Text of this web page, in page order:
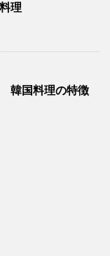
理
韓国料理の特徴